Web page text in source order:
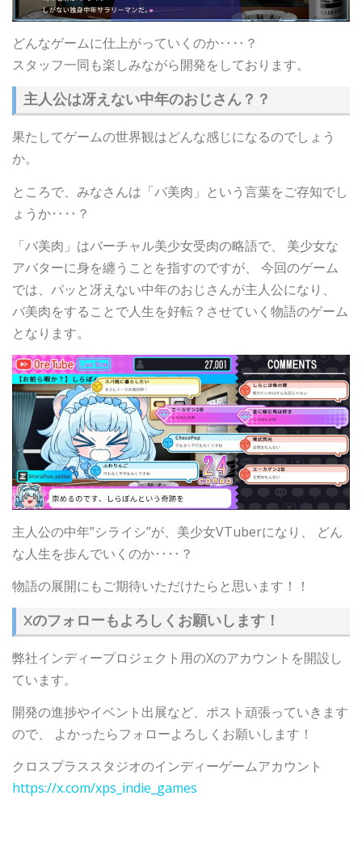
どんなゲームに仕上がっていくのか‥‥？
スタッフ一同も楽しみながら開発をしております。
主人公は冴えない中年のおじさん？？
果たしてゲームの世界観はどんな感じになるのでしょう
か。
ところで、みなさんは「バ美肉」という言葉をご存知でし
ょうか‥‥？
「バ美肉」はバーチャル美少女受肉の略語で、 美少女な
アバターに身を纏うことを指すのですが、 今回のゲーム
では、パッと冴えない中年のおじさんが主人公になり、
バ美肉をすることで人生を好転？させていく物語のゲーム
となります。
主人公の中年”シライシ”が、美少女VTuberになり、 どん
な人生を歩んでいくのか‥‥？
物語の展開にもご期待いただけたらと思います！！
Xのフォローもよろしくお願いします！
弊社インディープロジェクト用のXのアカウントを開設し
ています。
開発の進捗やイベント出展など、ポスト頑張っていきます
ので、 よかったらフォローよろしくお願いします！
クロスプラススタジオのインディーゲームアカウント
https://x.com/xps_indie_games